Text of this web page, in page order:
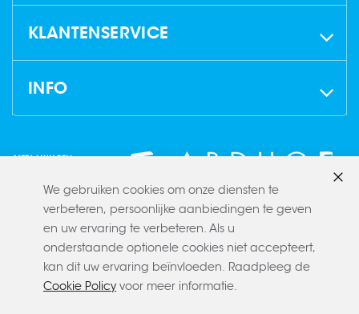
KLANTENSERVICE
INFO
We gebruiken cookies om onze diensten te
verbeteren, persoonlijke aanbiedingen te geven
en uw ervaring te verbeteren. Als u
onderstaande optionele cookies niet accepteert,
kan dit uw ervaring beïnvloeden. Raadpleeg de
Cookie Policy voor meer informatie.